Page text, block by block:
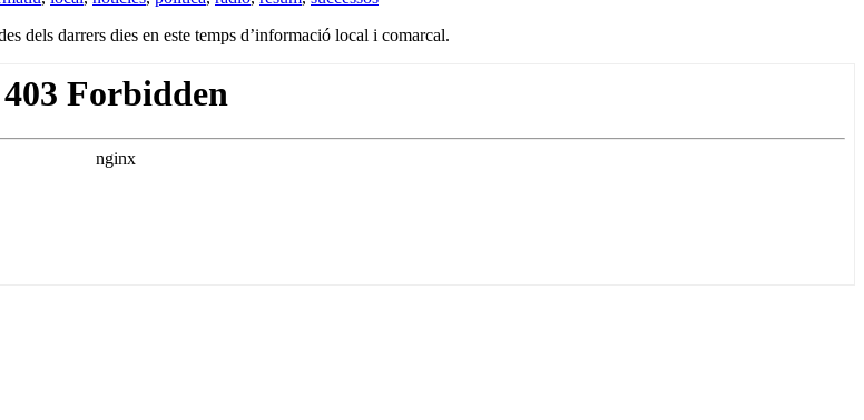
dels darrers dies en este temps d’informació local i comarcal.